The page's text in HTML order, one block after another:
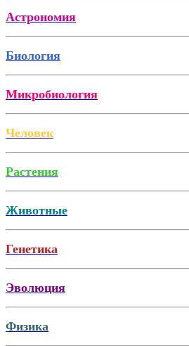
Астрономия
Биология
Микробиология
Человек
Растения
Животные
Генетика
Эволюция
Физика